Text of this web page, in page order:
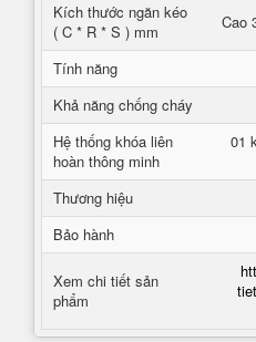
Kích thước ngăn kéo
( C * R * S ) mm
Cao
Tính năng
Khả năng chống cháy
Hệ thống khóa liên
hoàn thông minh
01
Thương hiệu
Bảo hành
Xem chi tiết sản
phẩm